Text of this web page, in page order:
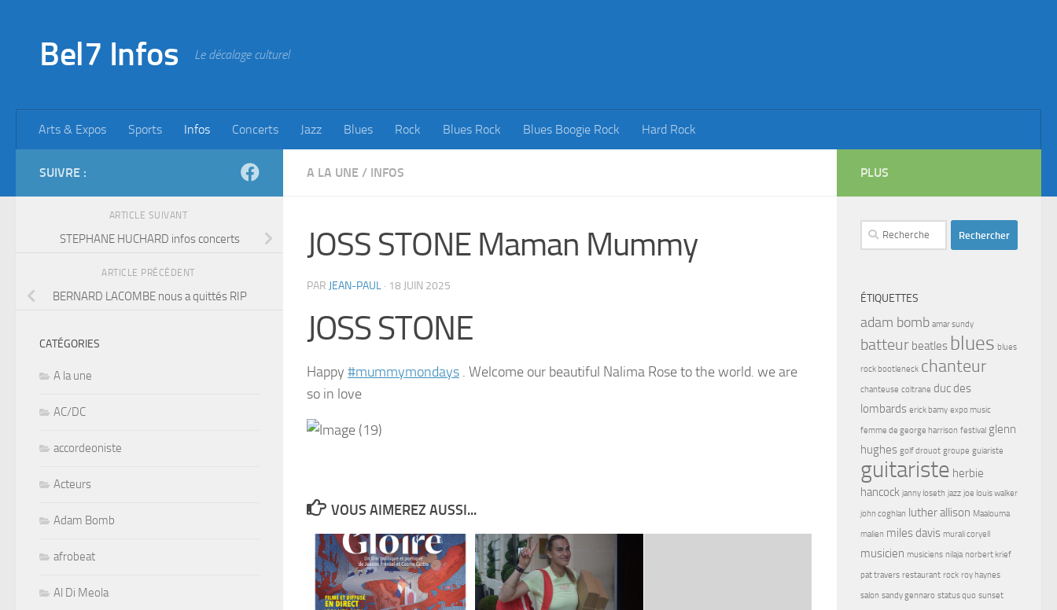
Bel7 Infos Le décalage culturel
Arts & Expos Sports Infos Concerts Jazz Blues Rock Blues Rock Blues Boogie Rock Hard Rock
A LA UNE / INFOS
JOSS STONE Maman Mummy
PAR JEAN-PAUL · 18 JUIN 2025
JOSS STONE
Happy #mummymondays . Welcome our beautiful Nalima Rose to the world. we are
so in love
VOUS AIMEREZ AUSSI...
SUIVRE :
ARTICLE SUIVANT
STEPHANE HUCHARD infos concerts
ARTICLE PRÉCÉDENT
BERNARD LACOMBE nous a quittés RIP
CATÉGORIES
A la une
AC/DC
accordeoniste
Acteurs
Adam Bomb
afrobeat
Al Di Meola
PLUS
Rechercher :
ÉTIQUETTES
adam bomb amar sundy
batteur beatles blues blues
rock bootleneck chanteur
chanteuse coltrane duc des
lombards erick bamy expo music
femme de george harrison festival glenn
hughes golf drouot groupe guiariste
guitariste herbie
hancock janny loseth jazz joe louis walker
john coghlan luther allison Maalouma
malien miles davis murali coryell
musicien musiciens nilaja norbert krief
pat travers restaurant rock roy haynes
salon sandy gennaro status quo sunset